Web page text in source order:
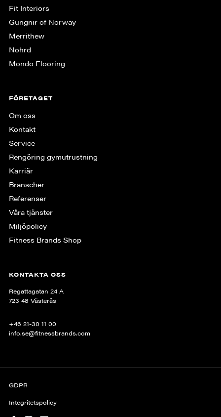
Fit Interiors
Gungnir of Norway
Merrithew
Nohrd
Mondo Flooring
FÖRETAGET
Om oss
Kontakt
Service
Rengöring gymutrustning
Karriär
Branscher
Referenser
Våra tjänster
Miljöpolicy
Fitness Brands Shop
KONTAKTA OSS
Regattagatan 24 A
723 48 Västerås
+46 21-30 11 00
info.se@fitnessbrands.com
GDPR
Integritetspolicy